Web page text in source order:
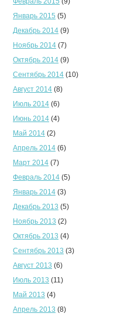
Январь 2015 (5)
Декабрь 2014 (9)
Ноябрь 2014 (7)
Октябрь 2014 (9)
Сентябрь 2014 (10)
Август 2014 (8)
Июль 2014 (6)
Июнь 2014 (4)
Май 2014 (2)
Апрель 2014 (6)
Март 2014 (7)
Февраль 2014 (5)
Январь 2014 (3)
Декабрь 2013 (5)
Ноябрь 2013 (2)
Октябрь 2013 (4)
Сентябрь 2013 (3)
Август 2013 (6)
Июль 2013 (11)
Май 2013 (4)
Апрель 2013 (8)